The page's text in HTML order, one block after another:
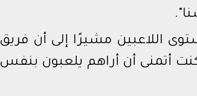
اللاعبين مشيرًا إلى أن فريق
أتمنى أن أراهم يلعبون بنفس